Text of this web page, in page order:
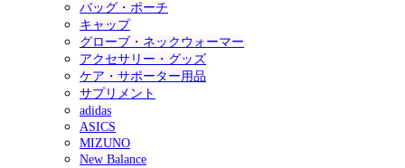
バッグ・ポーチ
キャップ
グローブ・ネックウォーマー
アクセサリー・グッズ
ケア・サポーター用品
サプリメント
adidas
ASICS
MIZUNO
New Balance